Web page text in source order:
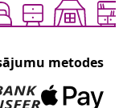
metodes